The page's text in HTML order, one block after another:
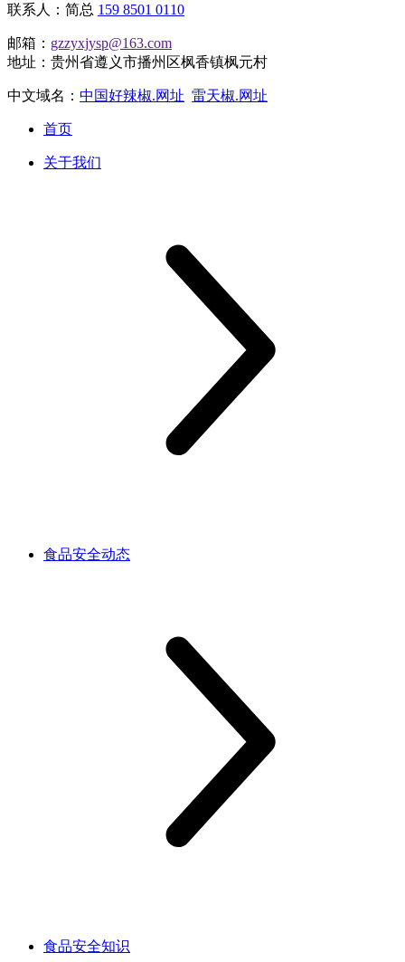
联系人：简总 159 8501 0110
邮箱： gzzyxjysp@163.com
地址：贵州省遵义市播州区枫香镇枫元村
中文域名： 中国好辣椒.网址 雷天椒.网址
首页
关于我们
食品安全动态
食品安全知识